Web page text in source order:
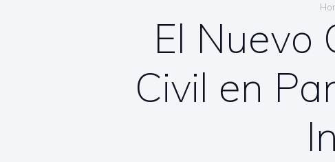
El Nuevo
Civil en